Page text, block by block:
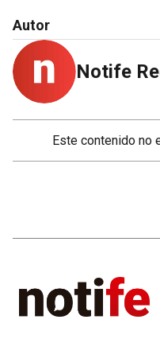
Autor
Notife
Este contenido no